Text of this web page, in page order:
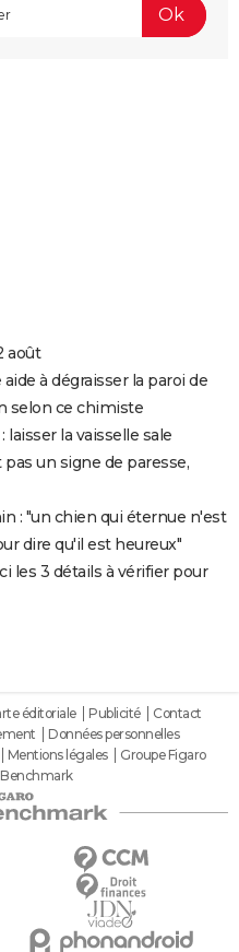
août
à dégraisser la paroi de
selon ce chimiste
la vaisselle sale
un signe de paresse,
: "un chien qui éternue n'est
dire qu'il est heureux"
les 3 détails à vérifier pour
éditoriale Publicité
Contact
Données personnelles
Mentions légales
Groupe Figaro